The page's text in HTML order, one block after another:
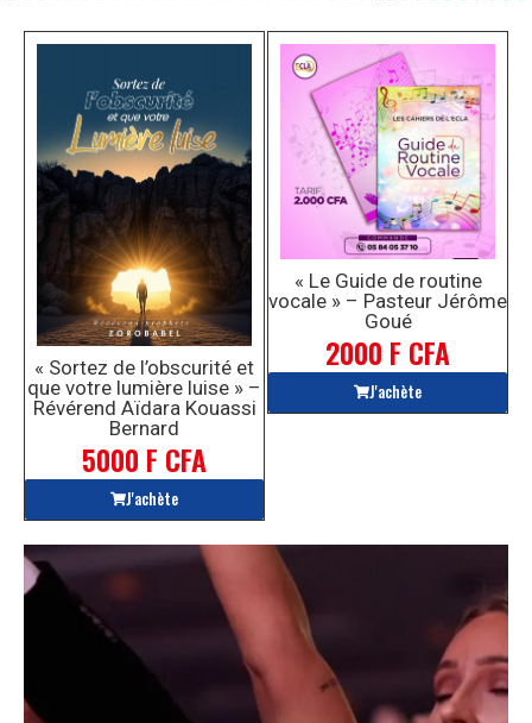
« Sortez de l’obscurité et
que votre lumière luise » –
Révérend Aïdara Kouassi
Bernard
5000 F CFA
J'achète
« Le Guide de routine
vocale » – Pasteur Jérôme
Goué
2000 F CFA
J'achète